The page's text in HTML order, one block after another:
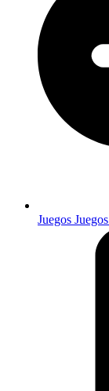
Juegos